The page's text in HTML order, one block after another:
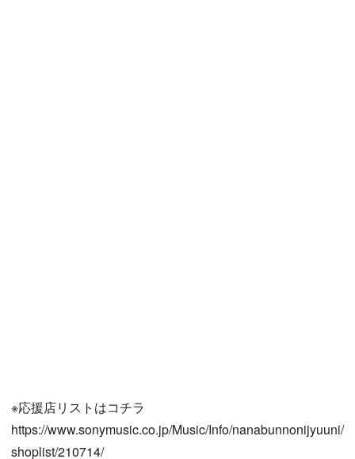
※応援店リストはコチラ
https://www.sonymusic.co.jp/Music/Info/nanabunnonijyuuni/
shoplist/210714/